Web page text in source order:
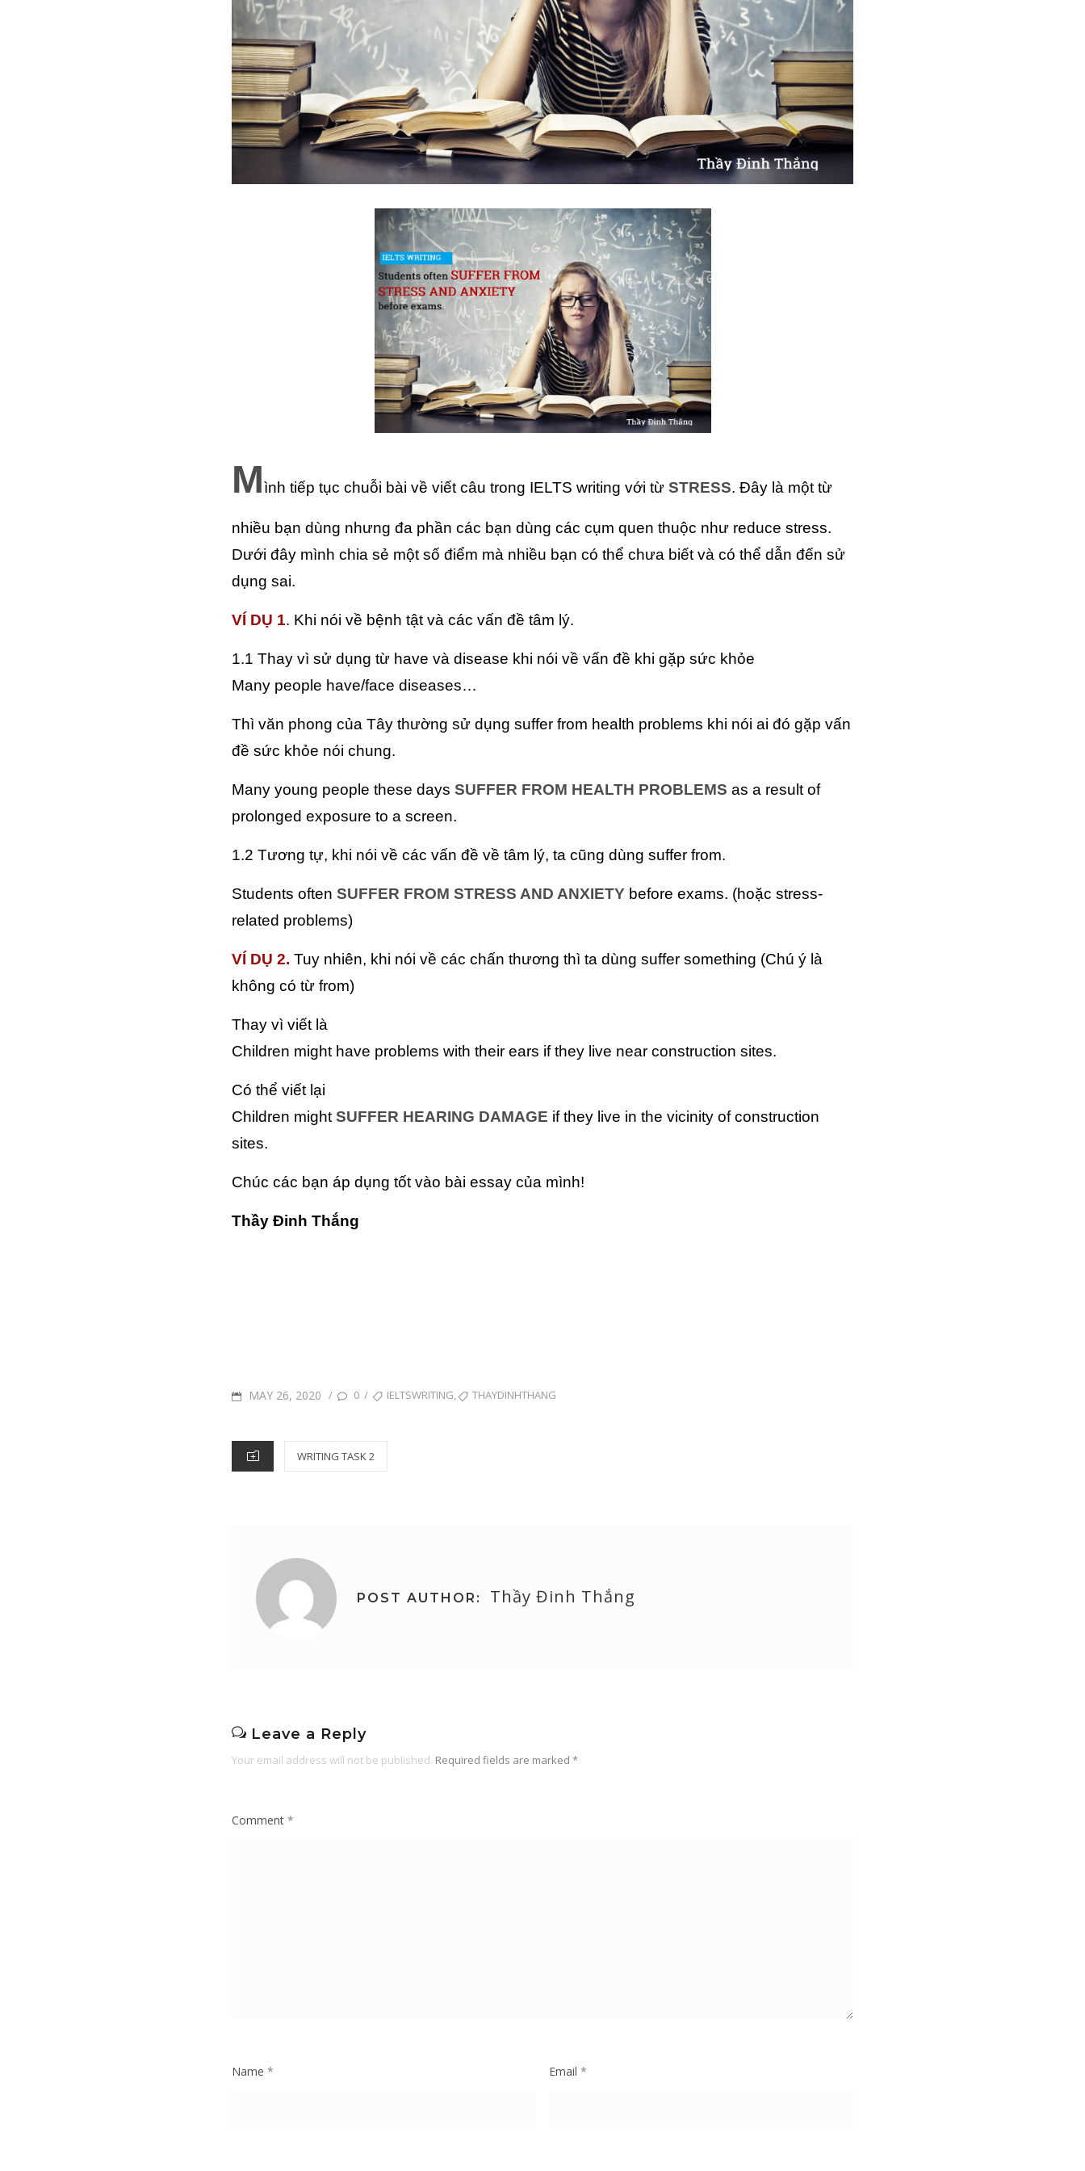
Mình tiếp tục chuỗi bài về viết câu trong IELTS writing với từ STRESS. Đây là một từ
nhiều bạn dùng nhưng đa phần các bạn dùng các cụm quen thuộc như reduce stress.
Dưới đây mình chia sẻ một số điểm mà nhiều bạn có thể chưa biết và có thể dẫn đến sử
dụng sai.
VÍ DỤ 1. Khi nói về bệnh tật và các vấn đề tâm lý.
1.1 Thay vì sử dụng từ have và disease khi nói về vấn đề khi gặp sức khỏe
Many people have/face diseases…
Thì văn phong của Tây thường sử dụng suffer from health problems khi nói ai đó gặp vấn
đề sức khỏe nói chung.
Many young people these days SUFFER FROM HEALTH PROBLEMS as a result of
prolonged exposure to a screen.
1.2 Tương tự, khi nói về các vấn đề về tâm lý, ta cũng dùng suffer from.
Students often SUFFER FROM STRESS AND ANXIETY before exams. (hoặc stress-
related problems)
VÍ DỤ 2. Tuy nhiên, khi nói về các chấn thương thì ta dùng suffer something (Chú ý là
không có từ from)
Thay vì viết là
Children might have problems with their ears if they live near construction sites.
Có thể viết lại
Children might SUFFER HEARING DAMAGE if they live in the vicinity of construction
sites.
Chúc các bạn áp dụng tốt vào bài essay của mình!
Thầy Đinh Thắng
POSTEDMAY 26, 2020 / 0 / TAGSIELTSWRITING, THAYDINHTHANG
CATEGORIES
WRITING TASK 2
POST AUTHOR: Thầy Đinh Thắng
Leave a Reply
Your email address will not be published. Required fields are marked *
Comment *
Name * Email *